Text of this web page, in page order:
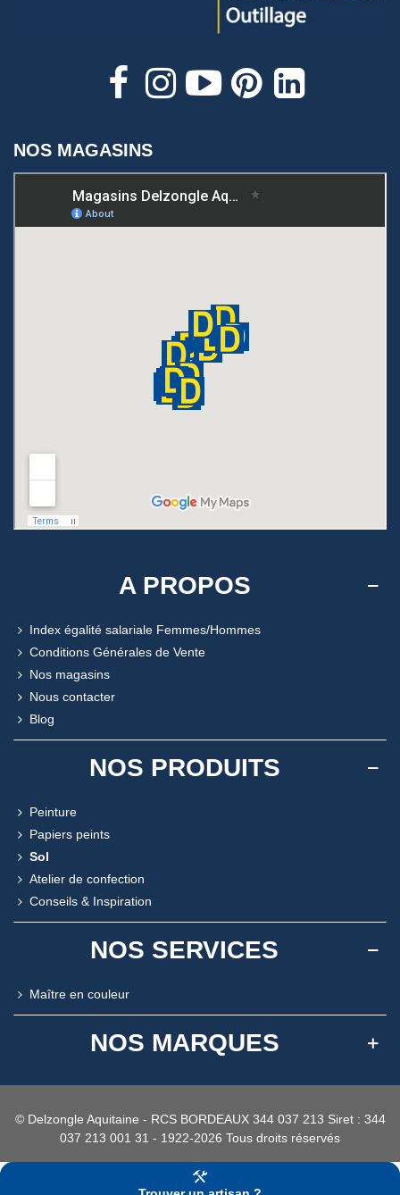
NOS MAGASINS
A PROPOS
Index égalité salariale Femmes/Hommes
Conditions Générales de Vente
Nos magasins
Nous contacter
Blog
NOS PRODUITS
Peinture
Papiers peints
Sol
Atelier de confection
Conseils & Inspiration
NOS SERVICES
Maître en couleur
NOS MARQUES
© Delzongle Aquitaine - RCS BORDEAUX 344 037 213 Siret : 344
037 213 001 31 - 1922-2026 Tous droits réservés